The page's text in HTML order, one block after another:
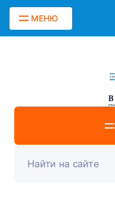
МЕНЮ